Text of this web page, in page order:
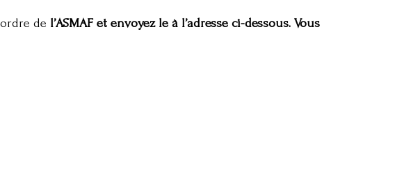
de l’ASMAF et envoyez le à l’adresse ci-dessous. Vous